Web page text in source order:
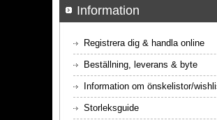
Information
Registrera dig & handla online
Beställning, leverans & byte
Information om önskelistor/
Storleksguide